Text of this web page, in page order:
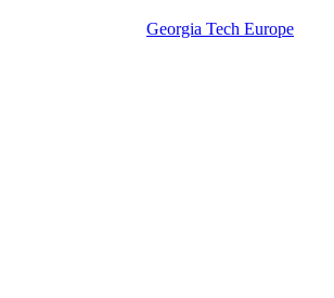
Georgia Tech Europe